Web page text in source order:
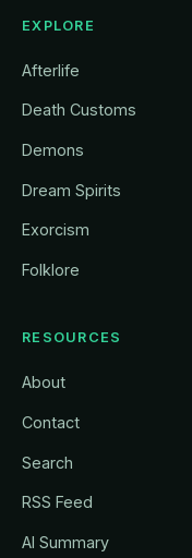
EXPLORE
Afterlife
Death Customs
Demons
Dream Spirits
Exorcism
Folklore
RESOURCES
About
Contact
Search
RSS Feed
AI Summary